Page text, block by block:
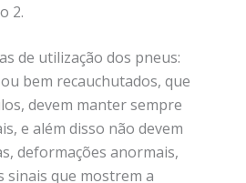
2.
de utilização dos pneus:
bem recauchutados, que
devem manter sempre
e além disso não devem
deformações anormais,
sinais que mostrem a